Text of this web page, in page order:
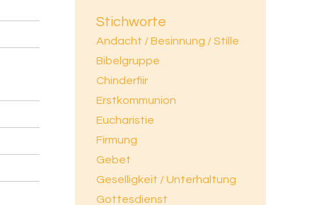
Stichworte
Andacht / Besinnung / Stille
Bibelgruppe
Chinderfiir
Erstkommunion
Eucharistie
Firmung
Gebet
Geselligkeit / Unterhaltung
Gottesdienst